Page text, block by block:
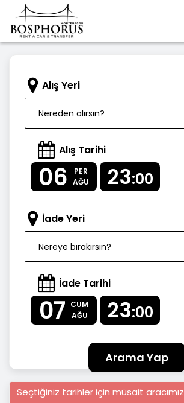
Alış Yeri
Nereden alırsın?
Alış Tarihi
06
PER
AĞU
23:00
İade Yeri
Nereye bırakırsın?
İade Tarihi
07 CUM
AĞU
23:00
Arama Yap
Seçtiğiniz tarihler için müsait aracımız